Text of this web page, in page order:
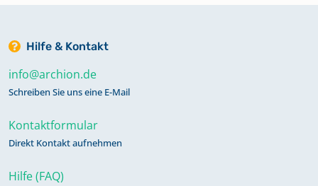
Hilfe & Kontakt
info@archion.de
Schreiben Sie uns eine E-Mail
Kontaktformular
Direkt Kontakt aufnehmen
Hilfe (FAQ)